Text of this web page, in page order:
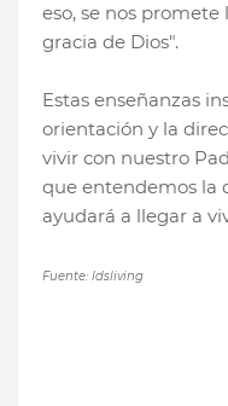
eso, se nos
gracia de Dios".
Estas enseñanzas
orientación y la
vivir con nuestro
que entendemos la
ayudará a llegar a
Fuente: ldsliving